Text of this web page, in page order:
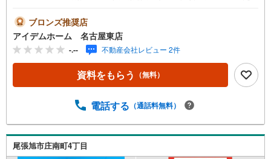
わせお待ちしております☆ ＼名東区上菅2丁目/当日のご
来店・ご見学、大歓迎♪【充実】WIC、SIC、納戸、4SLD
K、全居室南東向き、和室■地下鉄東山線「上社」駅 徒歩1
8分（約1400m）■北一社小学校:徒歩1分（約75m）■猪高中
学校 :徒歩10分（約800m）＜自己資金0円でも大丈夫！＞
*水曜日も営業しております！*今から見たい！聞きたい！
業の方・買い替えの方など資金計画でご不安な方もおまか
中!!写真だけでは伝わらない物件の魅力をたっぷりご紹介し
ております♪さらに店内には豊富な物件資料や発売予定物
件等ございます☆この機会にぜひお問い合わせください♪
ブロンズ推奨店
アイデムホーム 名古屋東店
-.-- 不動産会社レビュー 2件
資料をもらう （無料）
電話する （通話料無料）
尾張旭市庄南町4丁目